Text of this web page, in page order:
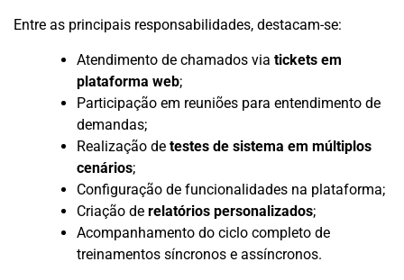
Entre as principais responsabilidades, destacam-se:
Atendimento de chamados via tickets em
plataforma web;
Participação em reuniões para entendimento de
demandas;
Realização de testes de sistema em múltiplos
cenários;
Configuração de funcionalidades na plataforma;
Criação de relatórios personalizados;
Acompanhamento do ciclo completo de
treinamentos síncronos e assíncronos.